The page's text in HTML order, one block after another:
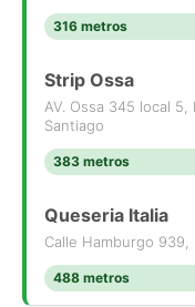
316 metros
Strip Ossa
AV. Ossa 345 local
Santiago
383 metros
Queseria Italia
Calle Hamburgo 939,
488 metros